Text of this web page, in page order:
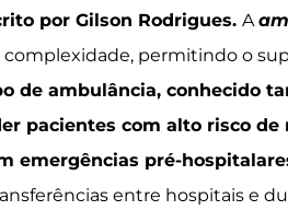
por Gilson Rodrigues.A
complexidade, permitindo o
de ambulância, conhecido
pacientes com alto risco de
emergências pré-
entre hospitais e